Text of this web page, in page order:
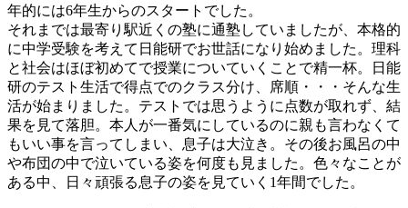
年的には6年生からのスタートでした。
それまでは最寄り駅近くの塾に通塾していましたが、本格的
に中学受験を考えて日能研でお世話になり始めました。理科
と社会はほぼ初めてで授業についていくことで精一杯。日能
研のテスト生活で得点でのクラス分け、席順・・・そんな生
活が始まりました。テストでは思うように点数が取れず、結
果を見て落胆。本人が一番気にしているのに親も言わなくて
もいい事を言ってしまい、息子は大泣き。その後お風呂の中
や布団の中で泣いている姿を何度も見ました。色々なことが
ある中、日々頑張る息子の姿を見ていく1年間でした。